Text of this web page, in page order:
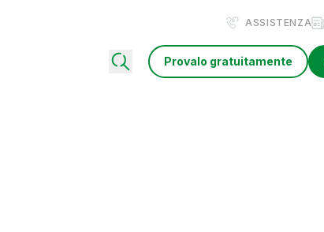
ASSISTENZA
Provalo gratuitamente